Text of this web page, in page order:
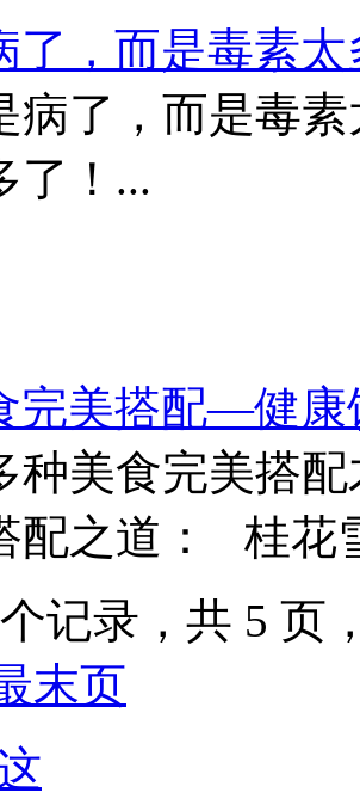
了，而是毒素
病了，而是毒
了！...
完美搭配—健康
种美食完美搭
配之道： 桂花
记录，共 5 页
末页